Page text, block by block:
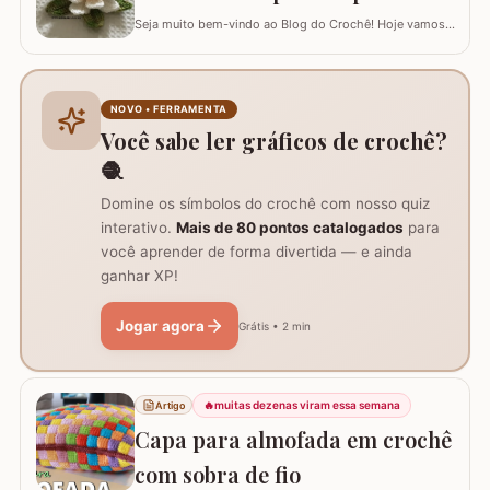
Seja muito bem-vindo ao Blog do Crochê! Hoje vamos
crie uma peça volumosa e encantadora, perfeita para
trilhos de mesa, aplicações em tapetes ou…
NOVO • FERRAMENTA
Você sabe ler gráficos de crochê?
🧶
Domine os símbolos do crochê com nosso quiz
interativo. Mais de 80 pontos catalogados para
você aprender de forma divertida — e ainda
ganhar XP!
Jogar agora Grátis • 2 min
Artigo 🔥muitas dezenas viram essa semana
Capa para almofada em crochê
com sobra de fio